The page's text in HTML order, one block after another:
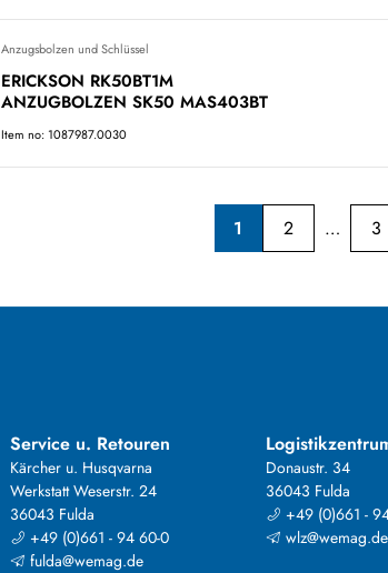
Anzugsbolzen und Schlüssel
ERICKSON RK50BT1M
ANZUGBOLZEN SK50 MAS403BT
Item no: 1087987.0030
1 2 3
Service u. Retouren
Kärcher u. Husqvarna
Werkstatt Weserstr. 24
36043 Fulda
+49 (0)661 - 94 60-0
fulda@wemag.de
Donaustr. 34
36043 Fulda
+49 (0)661 -
wlz@wemag.de